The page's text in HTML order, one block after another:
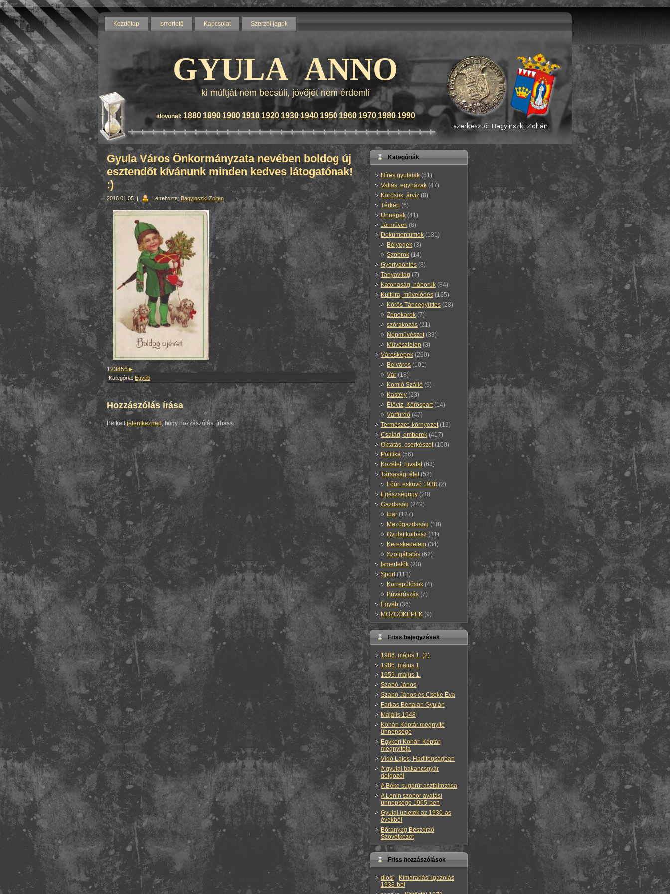
Kezdőlap Ismertető Kapcsolat Szerzői jogok
GYULA ANNO
ki múltját nem becsüli, jövőjét nem érdemli
idövonal: 1880 1890 1900 1910 1920 19301940 1950 1960 19701980 1990
Gyula Város Önkormányzata nevében boldog új
esztendőt kívánunk minden kedves látogatónak!
:)
2016.01.05. | Létrehozta:Bagyinszki Zoltán
123456►
Kategória: Egyéb
Hozzászólás írása
Be kell jelentkezned , hogy hozzászólást írhass.
Kategóriák
Híres gyulaiak (81)
Vallás, egyházak (47)
Körösök, árvíz (8)
Térkép (6)
Ünnepek (41)
Járművek (8)
Dokumentumok (131)
Bélyegek (3)
Szobrok (14)
Gyertyaöntés (8)
Tanyavilág (7)
Katonaság, háborúk (84)
Kultúra, művelődés (165)
Körös Táncegyüttes (28)
Zenekarok (7)
szórakozás (21)
Népművészet(33)
Művésztelep (3)
Városképek (290)
Belváros (101)
Vár (18)
Komló Szálló (9)
Kastély (23)
Élővíz, Köröspart(14)
Várfürdő (47)
Természet, környezet(19)
Család, emberek (417)
Oktatás, cserkészet(100)
Politika (56)
Közélet, hivatal (63)
Társasági élet(52)
Főúri esküvő 1938 (2)
Egészségügy (28)
Gazdaság (249)
Ipar (127)
Mezőgazdaság (10)
Gyulai kolbász (31)
Kereskedelem (34)
Szolgáltatás (62)
Ismertetők (23)
Sport(113)
Körrepülősök (4)
Búvárúszás (7)
Egyéb (36)
MOZGÓKÉPEK (9)
Friss bejegyzések
1986. május 1. (2)
1986. május 1.
1959. május 1.
Szabó János
Szabó János és Cseke Éva
Farkas Bertalan Gyulán
Majális 1948
Kohán Képtár megnyitó
ünnepsége
Egykori Kohán Képtár
megnyitója
Vidó Lajos, Hadifogságban
A gyulai bakancsgyár
dolgozói
A Béke sugárút aszfaltozása
A Lenin szobor avatási
ünnepsége 1965-ben
Gyulai üzletek az 1930-as
évekből
Bőranyag Beszerző
Szövetkezet
Friss hozzászólások
diosi - Kimaradási igazolás
1938-ból